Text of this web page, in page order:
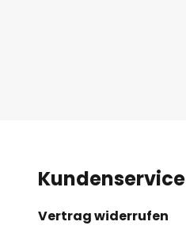
Kundenservice
Vertrag widerrufen